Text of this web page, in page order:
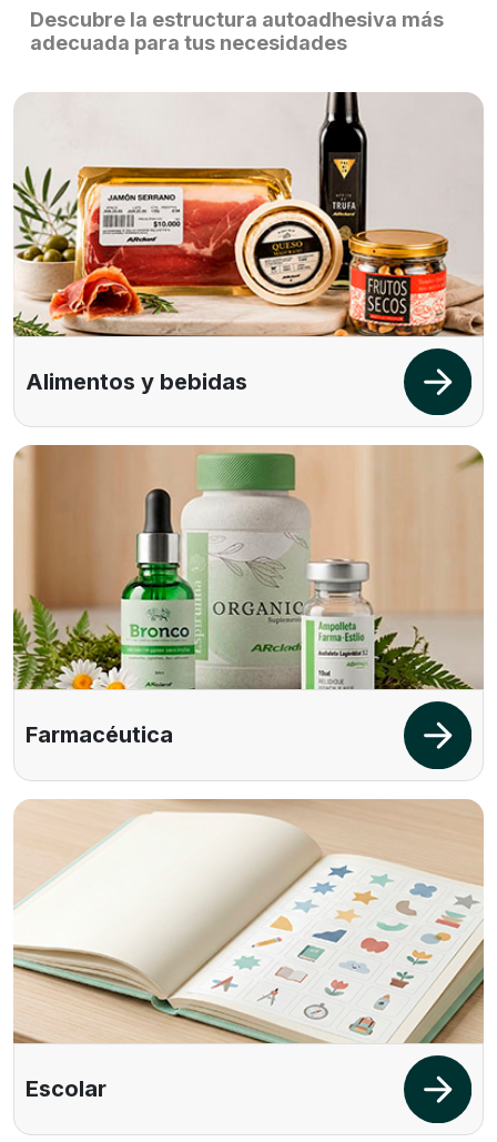
Descubre la estructura autoadhesiva más
adecuada para tus necesidades
Alimentos y bebidas
Farmacéutica
Escolar